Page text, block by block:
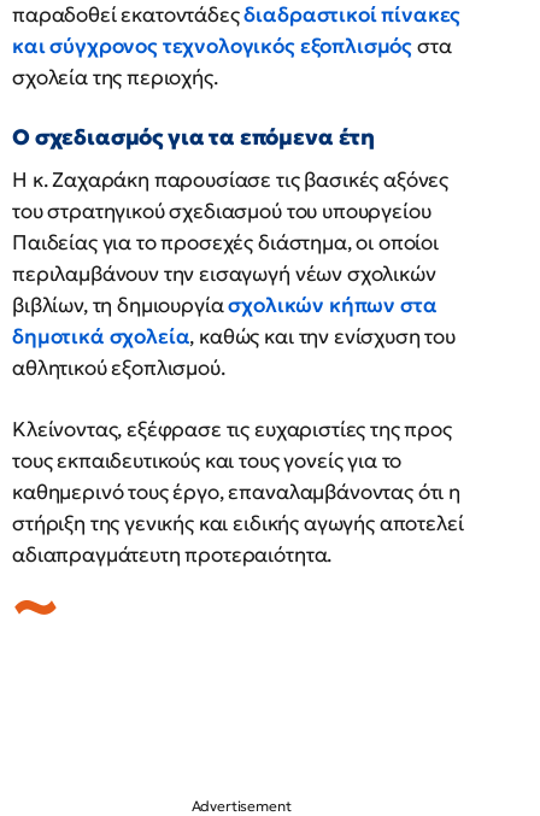
παραδοθεί εκατοντάδεςδιαδραστικοί πίνακες
και σύγχρονος τεχνολογικός εξοπλισμόςστα
σχολεία της περιοχής.
Ο σχεδιασμός για τα επόμενα έτη
Η κ. Ζαχαράκη παρουσίασε τις βασικές αξόνες
του στρατηγικού σχεδιασμού του υπουργείου
Παιδείας για το προσεχές διάστημα, οι οποίοι
περιλαμβάνουν την εισαγωγή νέων σχολικών
βιβλίων, τη δημιουργίασχολικών κήπων στα
δημοτικά σχολεία, καθώς και την ενίσχυση του
αθλητικού εξοπλισμού.
Κλείνοντας, εξέφρασε τις ευχαριστίες της προς
τους εκπαιδευτικούς και τους γονείς για το
καθημερινό τους έργο, επαναλαμβάνοντας ότι η
στήριξη της γενικής και ειδικής αγωγής αποτελεί
αδιαπραγμάτευτη προτεραιότητα.